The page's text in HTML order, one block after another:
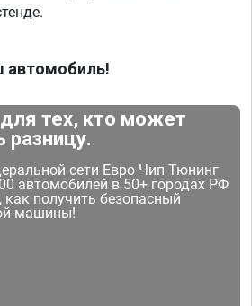
автомобиль!
тех, кто может
разницу.
сети Евро Чип Тюнинг
автомобилей в 50+ городах РФ
получить безопасный
машины!